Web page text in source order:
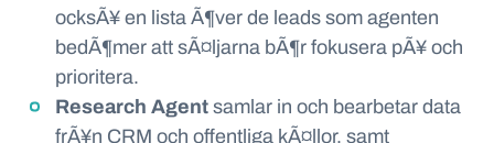
ocksÃ¥ en lista Ã¶ver de leads som agenten
bedÃ¶mer att sÃ¤ljarna bÃ¶r fokusera pÃ¥ och
prioritera.
Research Agentsamlar in och bearbetar data
frÃ¥n CRM och offentliga kÃ¤llor, samt